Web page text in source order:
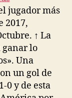
jugador más
2017,
↑ La
ganar lo
Una
un gol de
0 y de esta